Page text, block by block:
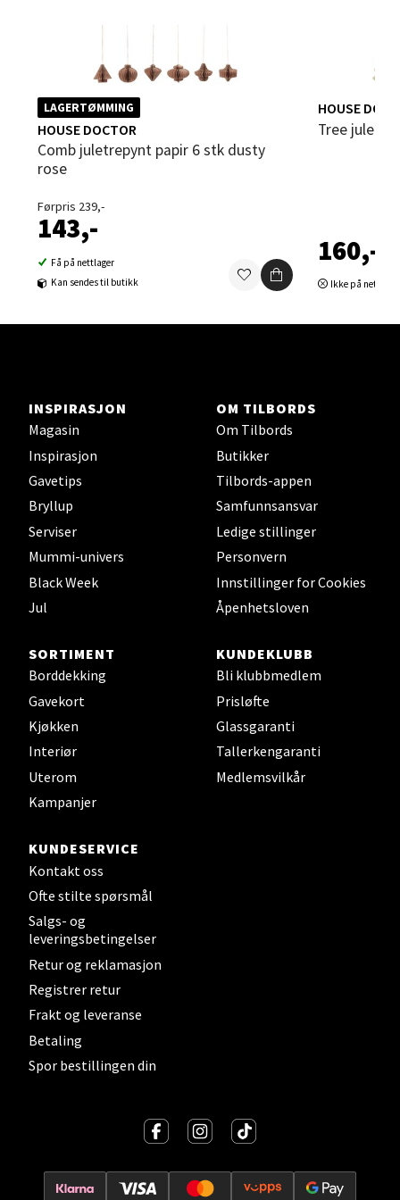
LAGERTØMMING
HOUSE DOCTOR
Comb juletrepynt papir 6 stk dusty
rose
Førpris 239,-
143,-
Få på nettlager
Kan sendes til butikk
HOUSE
Tree
160,-
Ikke på
INSPIRASJON
Magasin
Inspirasjon
Gavetips
Bryllup
Serviser
Mummi-univers
Black Week
Jul
OM TILBORDS
Om Tilbords
Butikker
Tilbords-appen
Samfunnsansvar
Ledige stillinger
Personvern
Innstillinger for Cookies
Åpenhetsloven
SORTIMENT
Borddekking
Gavekort
Kjøkken
Interiør
Uterom
Kampanjer
KUNDEKLUBB
Bli klubbmedlem
Prisløfte
Glassgaranti
Tallerkengaranti
Medlemsvilkår
KUNDESERVICE
Kontakt oss
Ofte stilte spørsmål
Salgs- og
leveringsbetingelser
Retur og reklamasjon
Registrer retur
Frakt og leveranse
Betaling
Spor bestillingen din
Bergen - Thon Senter Sartor
Sartorvegen 12, 5353 Straume
0 i butikk
Velg
Falkenborgveien 5, 7044 Trondheim
Åpent i dag 09-21
0 i butikk
Ski - Thon Senter Ski
Åpent i dag 10-21
0 i butikk
Sortland - Sortland Storsenter
Strangata 26, 8400 Sortland
Åpent i dag 10-19
0 i butikk
Steinkjer - Thon Senter Steinkjer
Velg